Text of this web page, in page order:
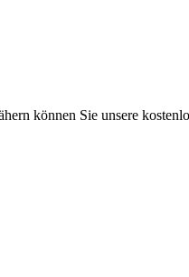
können Sie unsere